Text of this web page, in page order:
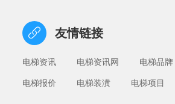
友情链接
电梯资讯 电梯资讯网 电梯品牌
电梯报价
电梯装潢 电梯项目